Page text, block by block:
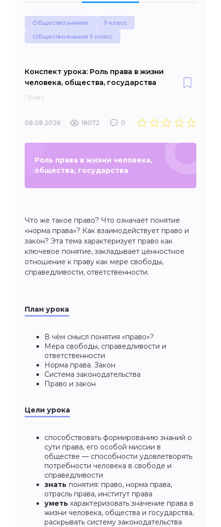
Обществознание
9 класс
Обществознание 9 класс
Конспект урока: Роль права в жизни
человека, общества, государства
Право
08.08.2026 18072 0
Роль права в жизни человека,
общества, государства
Что же такое право? Что означает понятие
«норма права»? Как взаимодействует право и
закон? Эта тема характеризует право как
ключевое понятие, закладывает ценностное
отношение к праву как мере свободы,
справедливости, ответственности.
План урока
В чём смысл понятия «право»?
Мера свободы, справедливости и
ответственности
Норма права. Закон
Система законодательства
Право и закон
Цели урока
способствовать формированию знаний о
сути права, его особой миссии в
обществе — способности удовлетворять
потребности человека в свободе и
справедливости
знать понятия: право, норма права,
отрасль права, институт права
уметь характеризовать значение права в
жизни человека, общества и государства,
раскрывать систему законодательства